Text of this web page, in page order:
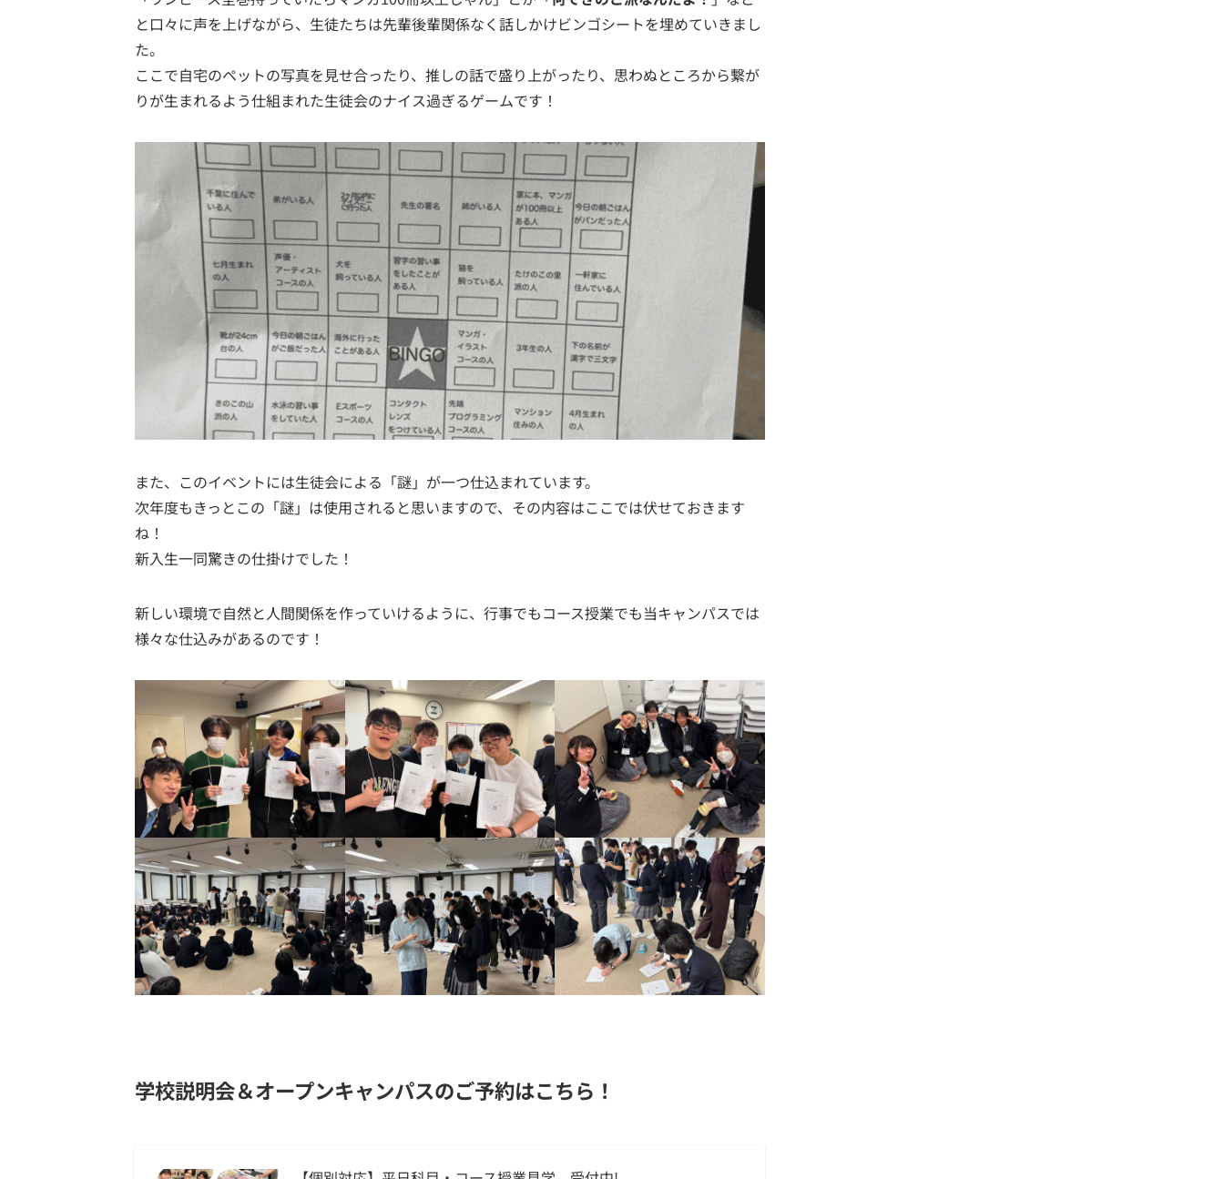
と口々に声を上げながら、生徒たちは先輩後輩関係なく話しかけビンゴシートを埋めていきまし
た。
ここで自宅のペットの写真を見せ合ったり、推しの話で盛り上がったり、思わぬところから繋が
りが生まれるよう仕組まれた生徒会のナイス過ぎるゲームです！
また、このイベントには生徒会による「謎」が一つ仕込まれています。
次年度もきっとこの「謎」は使用されると思いますので、その内容はここでは伏せておきます
ね！
新入生一同驚きの仕掛けでした！
新しい環境で自然と人間関係を作っていけるように、行事でもコース授業でも当キャンパスでは
様々な仕込みがあるのです！
学校説明会＆オープンキャンパスのご予約はこちら！